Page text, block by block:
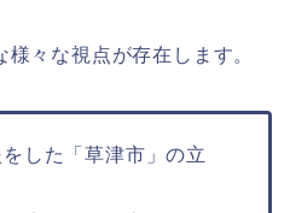
々な視点が存在します。
した「草津市」の立